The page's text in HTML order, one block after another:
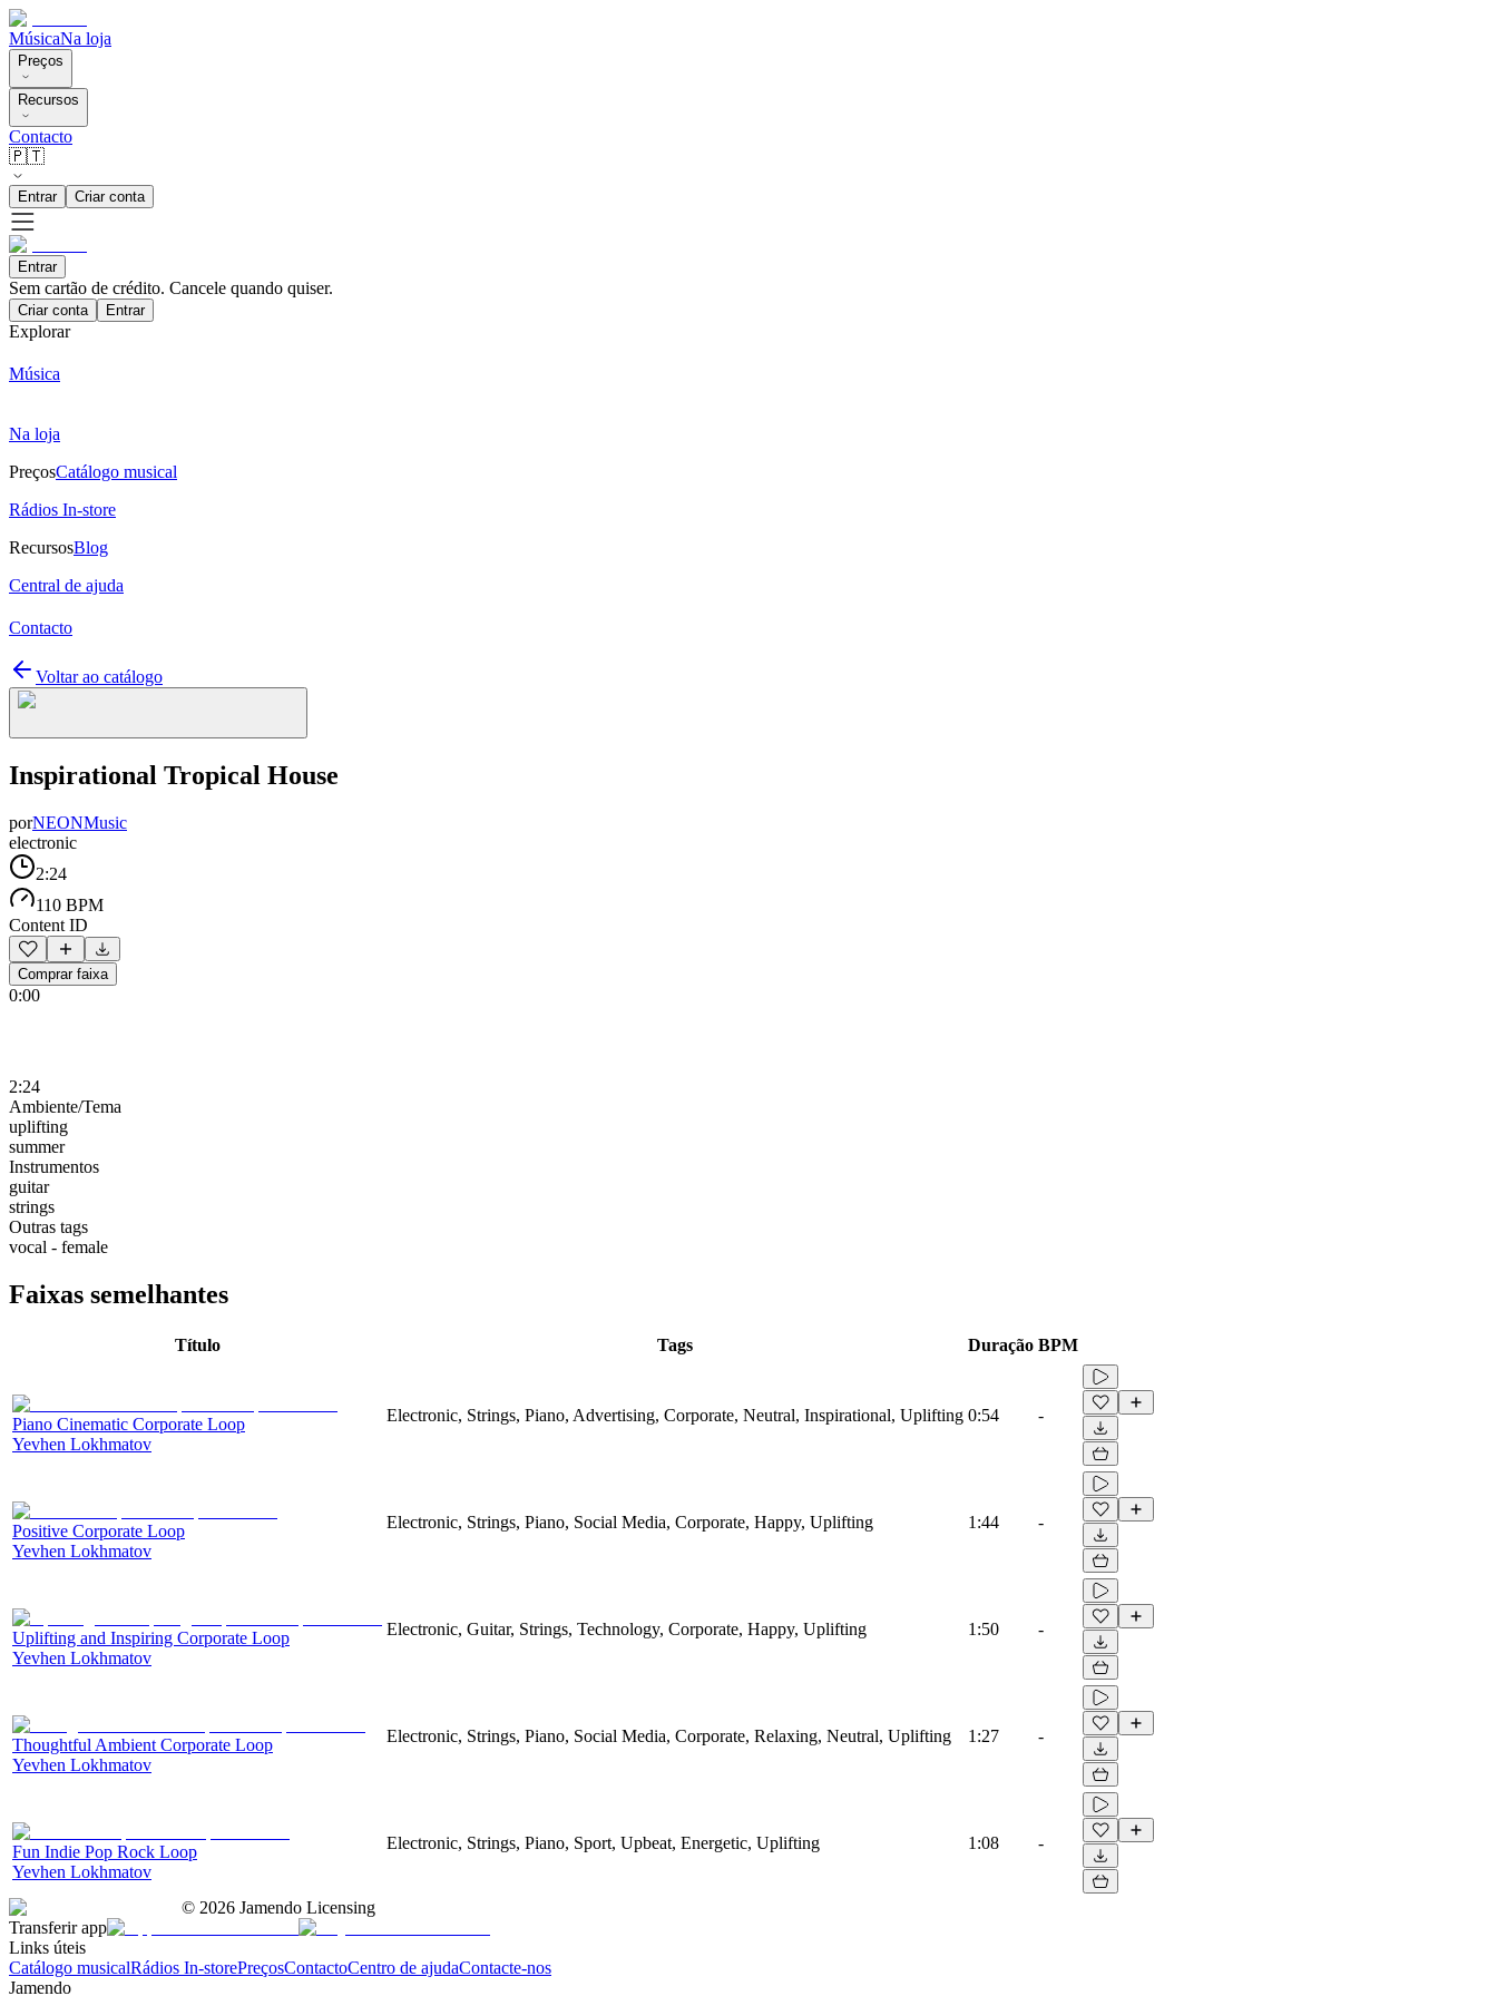
MúsicaNa loja
Preços
Recursos
Contacto
🇵🇹
Entrar Criar conta
Entrar
Sem cartão de crédito. Cancele quando quiser.
Criar conta Entrar
Explorar
Música
Na loja
PreçosCatálogo musical
Rádios In-store
RecursosBlog
Central de ajuda
Contacto
Voltar ao catálogo
Inspirational Tropical House
porNEONMusic
electronic
2:24
110 BPM
Content ID
Comprar faixa
0:00
2:24
Ambiente/Tema
uplifting
summer
Instrumentos
guitar
strings
Outras tags
vocal - female
Faixas semelhantes
Título Tags Duração BPM
Piano Cinematic Corporate Loop
Yevhen Lokhmatov
Electronic, Strings, Piano, Advertising, Corporate, Neutral, Inspirational, Uplifting 0:54 -
Positive Corporate Loop
Yevhen Lokhmatov
Electronic, Strings, Piano, Social Media, Corporate, Happy, Uplifting 1:44 -
Uplifting and Inspiring Corporate Loop
Yevhen Lokhmatov
Electronic, Guitar, Strings, Technology, Corporate, Happy, Uplifting 1:50 -
Thoughtful Ambient Corporate Loop
Yevhen Lokhmatov
Electronic, Strings, Piano, Social Media, Corporate, Relaxing, Neutral, Uplifting 1:27 -
Fun Indie Pop Rock Loop
Yevhen Lokhmatov
Electronic, Strings, Piano, Sport, Upbeat, Energetic, Uplifting 1:08 -
© 2026 Jamendo Licensing
Transferir app
Links úteis
Catálogo musicalRádios In-storePreçosContactoCentro de ajudaContacte-nos
Jamendo